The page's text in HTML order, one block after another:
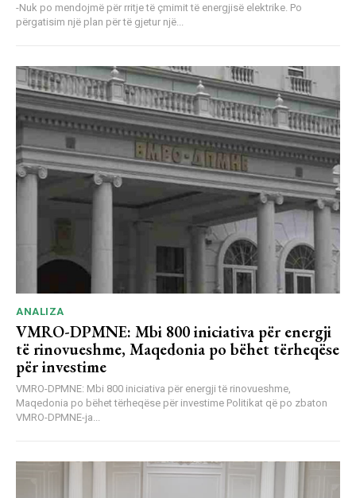
-Nuk po mendojmë për rritje të çmimit të energjisë elektrike. Po
përgatisim një plan për të gjetur një...
ANALIZA
VMRO-DPMNE: Mbi 800 iniciativa për energji
të rinovueshme, Maqedonia po bëhet tërheqëse
për investime
VMRO-DPMNE: Mbi 800 iniciativa për energji të rinovueshme,
Maqedonia po bëhet tërheqëse për investime Politikat që po zbaton
VMRO-DPMNE-ja...